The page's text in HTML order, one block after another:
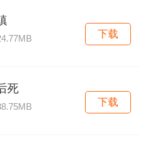
下载
死
下载